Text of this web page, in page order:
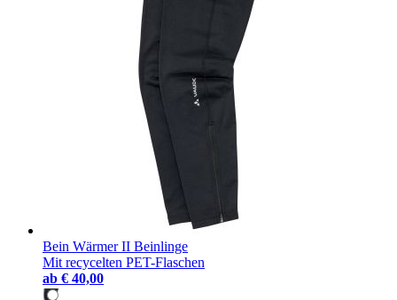
Bein Wärmer II Beinlinge
Mit recycelten PET-Flaschen
ab € 40,00